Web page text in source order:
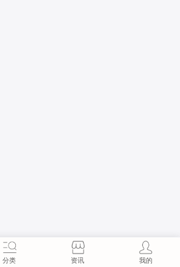
分类 资讯 我的